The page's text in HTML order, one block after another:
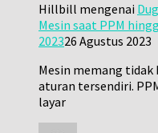
Hillbill mengenai
Mesin saat PPM
202326 Agustus 2023
Mesin memang
aturan tersendiri.
layar